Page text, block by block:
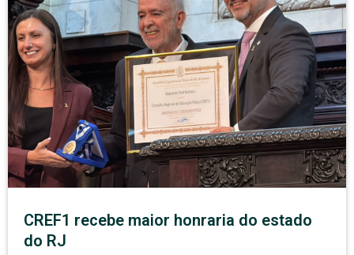
CREF1 recebe maior honraria do estado
do RJ